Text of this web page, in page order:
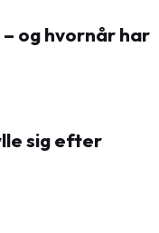
og hvornår har
sig efter